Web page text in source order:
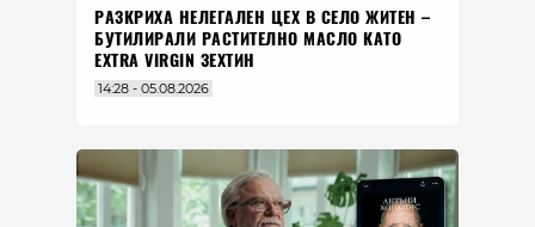
РАЗКРИХА НЕЛЕГАЛЕН ЦЕХ В СЕЛО ЖИТЕН –
БУТИЛИРАЛИ РАСТИТЕЛНО МАСЛО КАТО
EXTRA VIRGIN ЗЕХТИН
14:28 - 05.08.2026